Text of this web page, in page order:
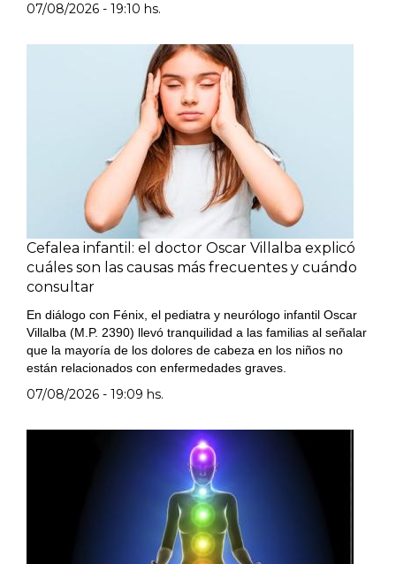
07/08/2026 - 19:10 hs.
Cefalea infantil: el doctor Oscar Villalba explicó
cuáles son las causas más frecuentes y cuándo
consultar
En diálogo con Fénix, el pediatra y neurólogo infantil Oscar
Villalba (M.P. 2390) llevó tranquilidad a las familias al señalar
que la mayoría de los dolores de cabeza en los niños no
están relacionados con enfermedades graves.
07/08/2026 - 19:09 hs.